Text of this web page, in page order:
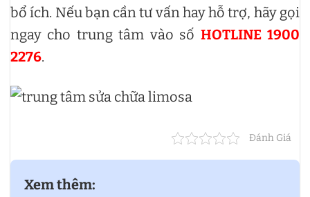
bổ ích. Nếu bạn cần tư vấn hay hỗ trợ, hãy gọi
ngay cho trung tâm vào số HOTLINE 1900
2276.
Đánh Giá
Xem thêm: